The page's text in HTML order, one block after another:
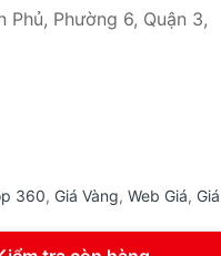
Phủ, Phường 6, Quận 3,
360, Giá Vàng, Web Giá, Giá